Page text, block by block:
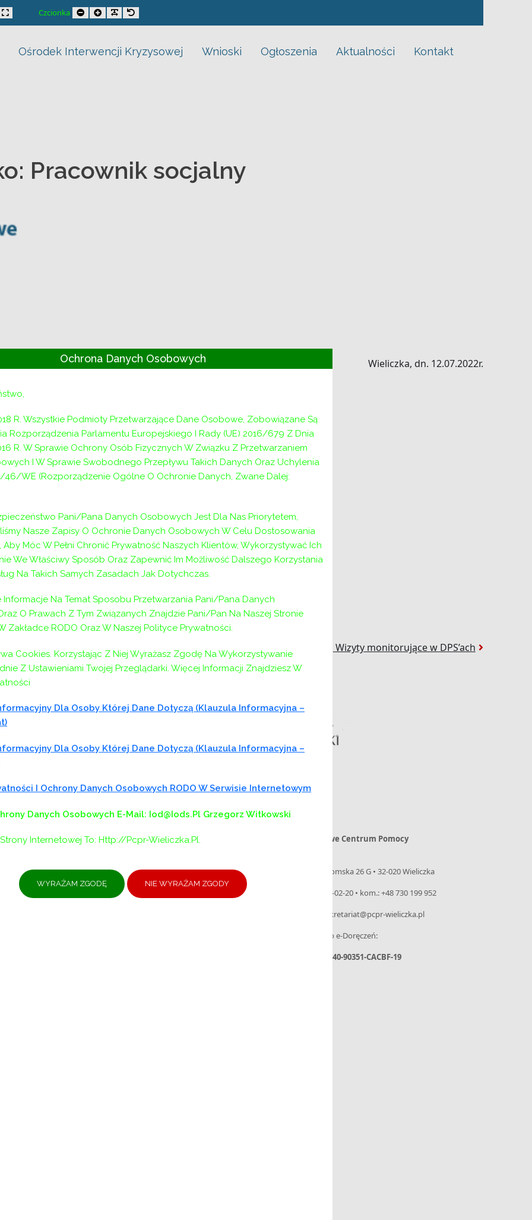
layout
Wide layoutCzcionka Smaller Font
Larger Font
Readable Font
Default Font
Ośrodek Interwencji Kryzysowej Wnioski Ogłoszenia Aktualności Kontakt
Ochrona Danych Osobowych
R. Wszystkie Podmioty Przetwarzające Dane Osobowe, Zobowiązane Są
Rozporządzenia Parlamentu Europejskiego I Rady (UE) 2016/679 Z Dnia
R. W Sprawie Ochrony Osób Fizycznych W Związku Z Przetwarzaniem
I W Sprawie Swobodnego Przepływu Takich Danych Oraz Uchylenia
46/WE (Rozporządzenie Ogólne O Ochronie Danych, Zwane Dalej:
Pani/Pana Danych Osobowych Jest Dla Nas Priorytetem,
Nasze Zapisy O Ochronie Danych Osobowych W Celu Dostosowania
Aby Móc W Pełni Chronić Prywatność Naszych Klientów, Wykorzystywać Ich
We Właściwy Sposób Oraz Zapewnić Im Możliwość Dalszego Korzystania
Na Takich Samych Zasadach Jak Dotychczas.
Informacje Na Temat Sposobu Przetwarzania Pani/Pana Danych
O Prawach Z Tym Związanych Znajdzie Pani/Pan Na Naszej Stronie
Zakładce RODO Oraz W Naszej Polityce Prywatności.
Cookies. Korzystając Z Niej Wyrażasz Zgodę Na Wykorzystywanie
Z Ustawieniami Twojej Przeglądarki. Więcej Informacji Znajdziesz W
Dla Osoby Której Dane Dotyczą (klauzula Informacyjna –
Dla Osoby Której Dane Dotyczą (klauzula Informacyjna –
I Ochrony Danych Osobowych RODO W Serwisie Internetowym
Danych Osobowych E-Mail: Iod@iods.pl Grzegorz Witkowski
Internetowej To: Http://pcpr-Wieliczka.pl.
Pracownik socjalny
Wieliczka, dn. 12.07.2022r.
Powiatowe Centrum Pomocy Rodzinie
32-020 Wieliczka, ul. Niepołomska 26G
poszukuje kandydata
na stanowisko: Pracownik socjalny
DO POBRANIA PONIŻEJ:
Społecznej Następny Następny:
Wizyty monitorujące w DPS’ach
Powiatowe Centrum Pomocy
ul. Niepołomska 26 G • 32-020 Wieliczka
tel. 12 288-02-20 • kom.: +48 730 199 952
e-mail: sekretariat@pcpr-wieliczka.pl
– Adres do e-Doręczeń:
AE:PL-31440-90351-CACBF-19